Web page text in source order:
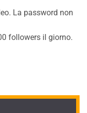
La password non
followers il giorno.